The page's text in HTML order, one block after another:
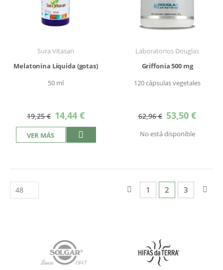
Sura Vitasan
Melatonina Líquida (gotas)
50 ml
19,25 € Precio
especial
14,44 €
VER MÁS
Laboratorios Douglas
Griffonia 500 mg
120 cápsulas vegetales
62,96 € Precio
especial
53,50 €
No está disponible
PáginaPágina
AnteriorPágina
1 Actualmente
2 Página
3